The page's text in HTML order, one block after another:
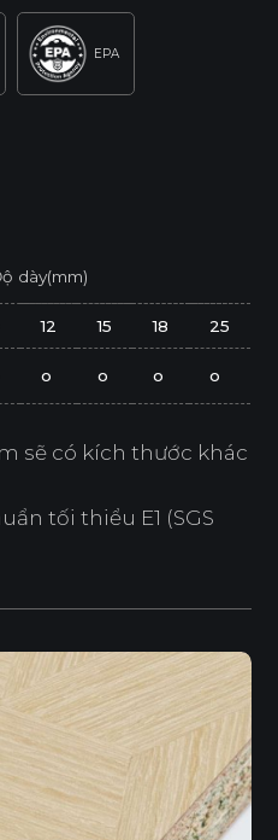
EPA
dày(mm)
12 15 18 25
o o o o
sẽ có kích thước khác
tối thiểu E1 (SGS